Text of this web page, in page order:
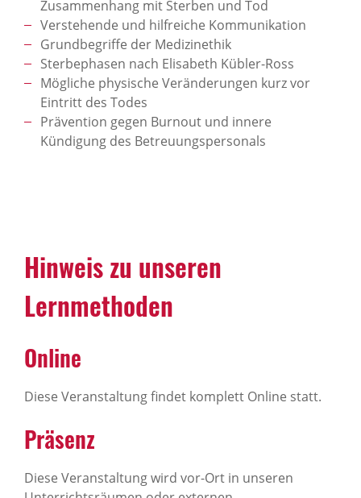
Zusammenhang mit Sterben und Tod
Verstehende und hilfreiche Kommunikation
Grundbegriffe der Medizinethik
Sterbephasen nach Elisabeth Kübler-Ross
Mögliche physische Veränderungen kurz vor
Eintritt des Todes
Prävention gegen Burnout und innere
Kündigung des Betreuungspersonals
Hinweis zu unseren
Lernmethoden
Online
Diese Veranstaltung findet komplett Online statt.
Präsenz
Diese Veranstaltung wird vor-Ort in unseren